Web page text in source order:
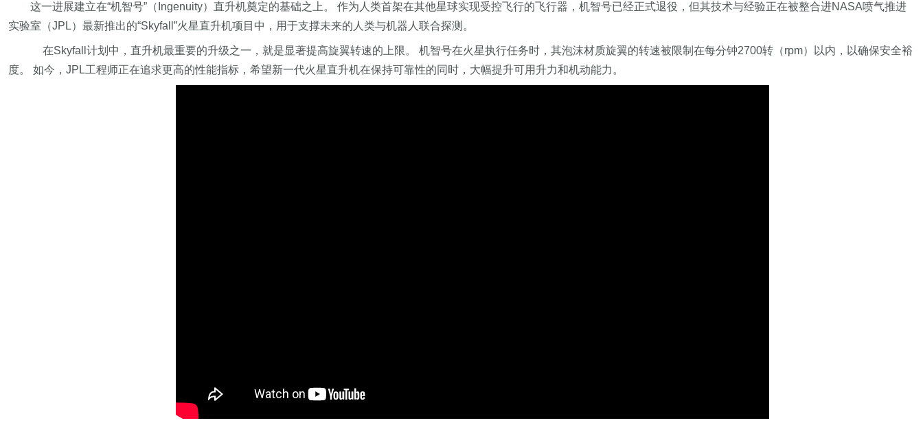
这一进展建立在“机智号”（Ingenuity）直升机奠定的基础之上。 作为人类首架在其他星球实现受控飞行的飞行器，机智号已经正式退役，但其技术与经验正在被整合进NASA喷气推进
实验室（JPL）最新推出的“Skyfall”火星直升机项目中，用于支撑未来的人类与机器人联合探测。
在Skyfall计划中，直升机最重要的升级之一，就是显著提高旋翼转速的上限。 机智号在火星执行任务时，其泡沫材质旋翼的转速被限制在每分钟2700转（rpm）以内，以确保安全裕
度。 如今，JPL工程师正在追求更高的性能指标，希望新一代火星直升机在保持可靠性的同时，大幅提升可用升力和机动能力。